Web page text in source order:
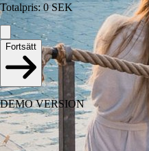
Totalpris: 0 SEK
Fortsätt
DEMO VERSION